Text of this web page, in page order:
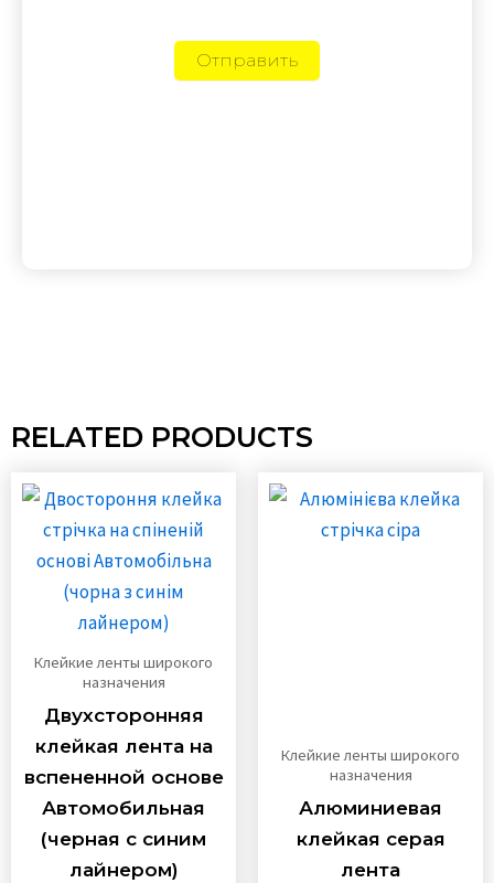
RELATED PRODUCTS
Клейкие ленты широкого
назначения
Двухсторонняя
клейкая лента на
вспененной основе
Автомобильная
(черная с синим
лайнером)
Клейкие ленты широкого
назначения
Алюминиевая
клейкая серая
лента